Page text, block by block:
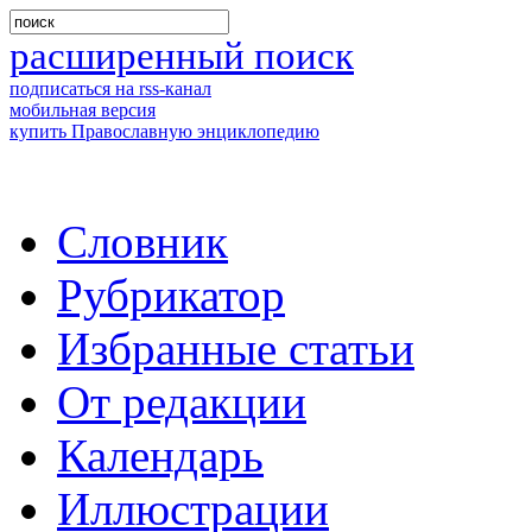
расширенный поиск
подписаться на rss-канал
мобильная версия
купить Православную энциклопедию
Словник
Рубрикатор
Избранные статьи
От редакции
Календарь
Иллюстрации